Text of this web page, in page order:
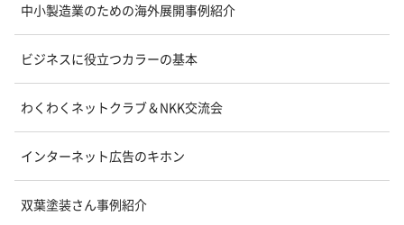
中小製造業のための海外展開事例紹介
ビジネスに役立つカラーの基本
わくわくネットクラブ＆NKK交流会
インターネット広告のキホン
双葉塗装さん事例紹介